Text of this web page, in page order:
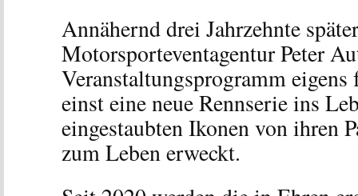
Annähernd drei Jahrzehnte
Motorsporteventagentur Peter
Veranstaltungsprogramm
einst eine neue Rennserie ins
eingestaubten Ikonen von ihren
zum Leben erweckt.